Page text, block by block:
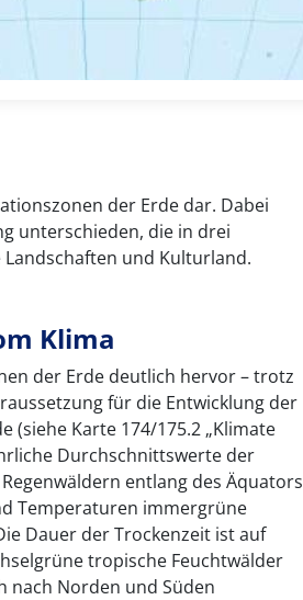
der Erde dar. Dabei
unterschieden, die in drei
und Kulturland.
Klima
der Erde deutlich hervor – trotz
für die Entwicklung der
(siehe Karte 174/175.2 „Klimate
Durchschnittswerte der
entlang des Äquators
Temperaturen immergrüne
Dauer der Trockenzeit ist auf
tropische Feuchtwälder
nach Norden und Süden